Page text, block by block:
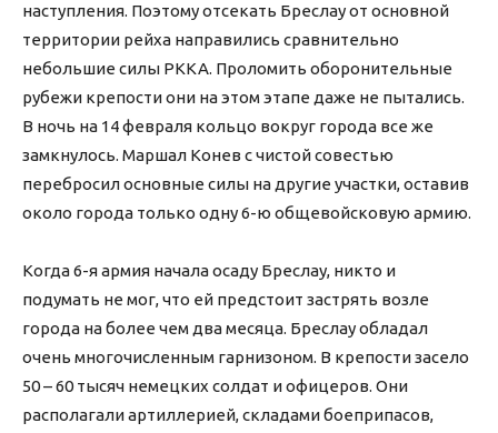
наступления. Поэтому отсекать Бреслау от основной
территории рейха направились сравнительно
небольшие силы РККА. Проломить оборонительные
рубежи крепости они на этом этапе даже не пытались.
В ночь на 14 февраля кольцо вокруг города все же
замкнулось. Маршал Конев с чистой совестью
перебросил основные силы на другие участки, оставив
около города только одну 6-ю общевойсковую армию.
Когда 6-я армия начала осаду Бреслау, никто и
подумать не мог, что ей предстоит застрять возле
города на более чем два месяца. Бреслау обладал
очень многочисленным гарнизоном. В крепости засело
50 – 60 тысяч немецких солдат и офицеров. Они
располагали артиллерией, складами боеприпасов,